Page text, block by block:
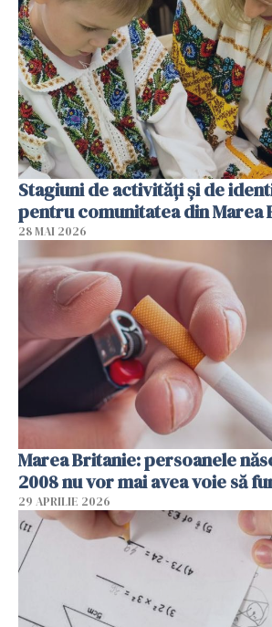
Stagiuni de activități și de
pentru comunitatea din Marea
28 MAI 2026
Marea Britanie: persoanele
2008 nu vor mai avea voie să
29 APRILIE 2026